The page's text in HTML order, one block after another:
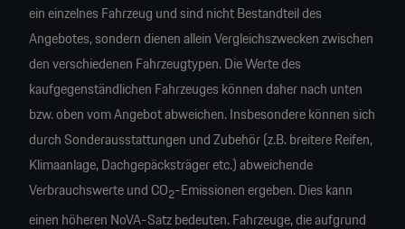
ein einzelnes Fahrzeug und sind nicht Bestandteil des
Angebotes, sondern dienen allein Vergleichszwecken zwischen
den verschiedenen Fahrzeugtypen. Die Werte des
kaufgegenständlichen Fahrzeuges können daher nach unten
bzw. oben vom Angebot abweichen. Insbesondere können sich
durch Sonderausstattungen und Zubehör (z.B. breitere Reifen,
Klimaanlage, Dachgepäcksträger etc.) abweichende
Verbrauchswerte und CO2-Emissionen ergeben. Dies kann
einen höheren NoVA-Satz bedeuten. Fahrzeuge, die aufgrund